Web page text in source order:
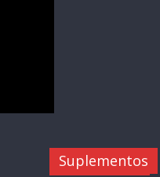
Suplementos